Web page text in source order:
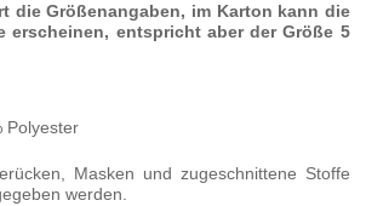
die Größenangaben, im Karton kann die
erscheinen, entspricht aber der Größe 5
Polyester
Masken und zugeschnittene Stoffe
werden.